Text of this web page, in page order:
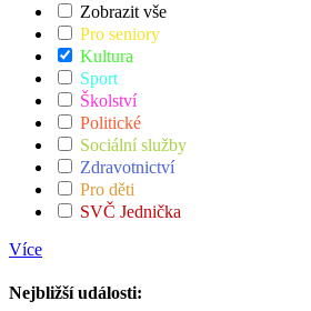
Zobrazit vše
Pro seniory
Kultura
Sport
Školství
Politické
Sociální služby
Zdravotnictví
Pro děti
SVČ Jednička
Více
Nejbližší události: